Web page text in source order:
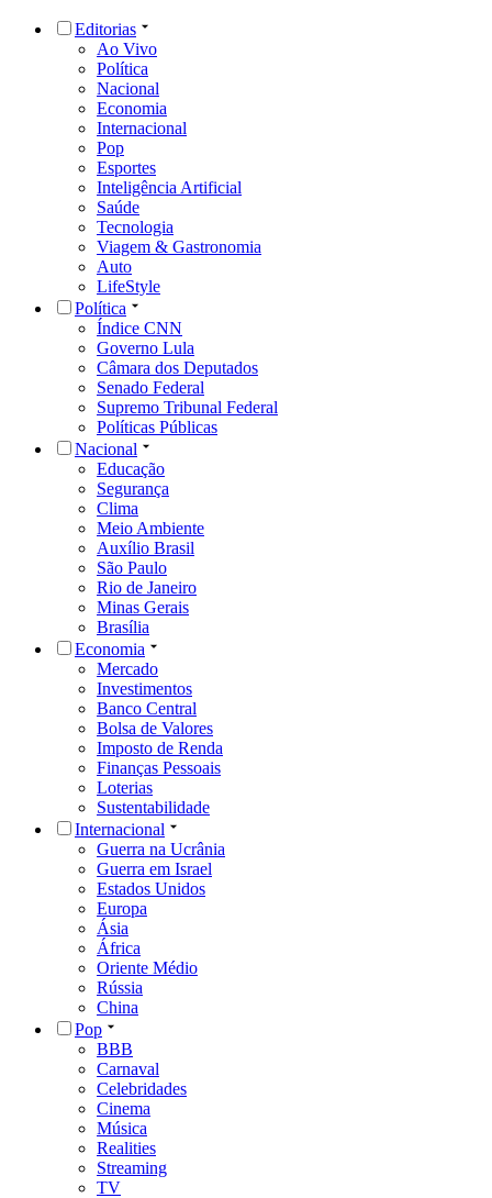
Editorias
Ao Vivo
Política
Nacional
Economia
Internacional
Pop
Esportes
Inteligência Artificial
Saúde
Tecnologia
Viagem & Gastronomia
Auto
LifeStyle
Política
Índice CNN
Governo Lula
Câmara dos Deputados
Senado Federal
Supremo Tribunal Federal
Políticas Públicas
Nacional
Educação
Segurança
Clima
Meio Ambiente
Auxílio Brasil
São Paulo
Rio de Janeiro
Minas Gerais
Brasília
Economia
Mercado
Investimentos
Banco Central
Bolsa de Valores
Imposto de Renda
Finanças Pessoais
Loterias
Sustentabilidade
Internacional
Guerra na Ucrânia
Guerra em Israel
Estados Unidos
Europa
Ásia
África
Oriente Médio
Rússia
China
Pop
BBB
Carnaval
Celebridades
Cinema
Música
Realities
Streaming
TV